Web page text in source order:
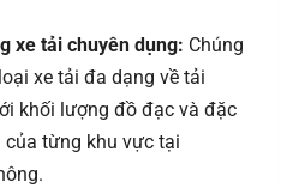
xe tải chuyên dụng: Chúng
xe tải đa dạng về tải
khối lượng đồ đạc và đặc
từng khu vực tại